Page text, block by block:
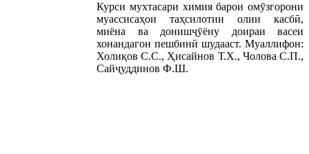
Курси мухтасари химия барои омӯзгорони
муассисаҳои таҳсилотии олии касбӣ,
миёна ва донишҷӯёну доираи васеи
хонандагон пешбинӣ шудааст. Муаллифон:
Холиқов С.С., Ҳисайнов Т.Х., Чолова С.П.,
Сайҷуддинов Ф.Ш.